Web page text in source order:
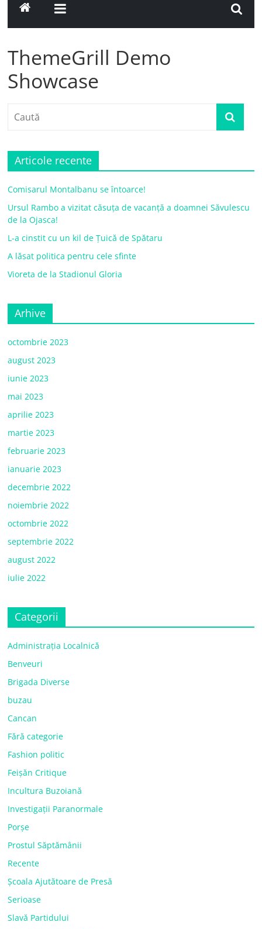
ThemeGrill Demo
Showcase
Articole recente
Comisarul Montalbanu se întoarce!
Ursul Rambo a vizitat căsuța de vacanță a doamnei Săvulescu
de la Ojasca!
L-a cinstit cu un kil de Țuică de Spătaru
A lăsat politica pentru cele sfinte
Vioreta de la Stadionul Gloria
Arhive
octombrie 2023
august 2023
iunie 2023
mai 2023
aprilie 2023
martie 2023
februarie 2023
ianuarie 2023
decembrie 2022
noiembrie 2022
octombrie 2022
septembrie 2022
august 2022
iulie 2022
Categorii
Administrația Localnică
Benveuri
Brigada Diverse
buzau
Cancan
Fără categorie
Fashion politic
Feișăn Critique
Incultura Buzoiană
Investigații Paranormale
Porșe
Prostul Săptămânii
Recente
Școala Ajutătoare de Presă
Serioase
Slavă Partidului